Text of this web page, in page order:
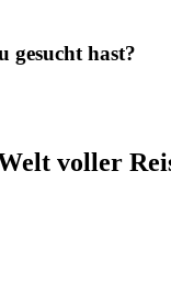
gesucht hast?
voller